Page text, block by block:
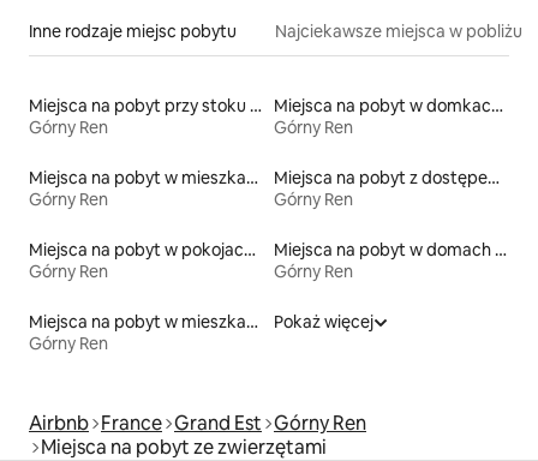
Inne rodzaje miejsc pobytu Najciekawsze miejsca w pobliżu
Miejsca na pobyt przy stoku narciarskim
Górny Ren
Miejsca na pobyt w domkach gościnnych
Górny Ren
Miejsca na pobyt w mieszkaniach
Górny Ren
Miejsca na pobyt z dostępem do plaży
Górny Ren
Miejsca na pobyt w pokojach prywatnych z łazienką
Górny Ren
Miejsca na pobyt w domach wakacyjnych
Górny Ren
Miejsca na pobyt w mieszkaniach typu condo
Górny Ren
Pokaż więcej
Airbnb France Grand Est Górny Ren
Miejsca na pobyt ze zwierzętami